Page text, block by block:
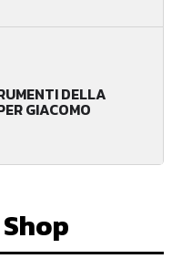
DELLA
GIACOMO